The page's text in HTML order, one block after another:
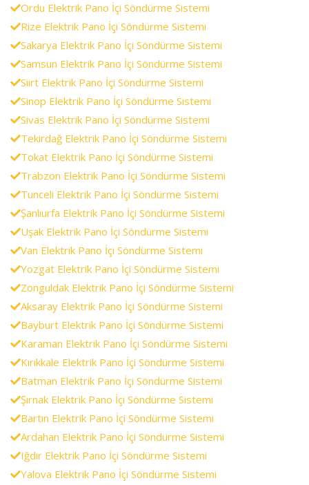
Ordu Elektrik Pano İçi Söndürme Sistemi
Rize Elektrik Pano İçi Söndürme Sistemi
Sakarya Elektrik Pano İçi Söndürme Sistemi
Samsun Elektrik Pano İçi Söndürme Sistemi
Siirt Elektrik Pano İçi Söndürme Sistemi
Sinop Elektrik Pano İçi Söndürme Sistemi
Sivas Elektrik Pano İçi Söndürme Sistemi
Tekirdağ Elektrik Pano İçi Söndürme Sistemi
Tokat Elektrik Pano İçi Söndürme Sistemi
Trabzon Elektrik Pano İçi Söndürme Sistemi
Tunceli Elektrik Pano İçi Söndürme Sistemi
Şanlıurfa Elektrik Pano İçi Söndürme Sistemi
Uşak Elektrik Pano İçi Söndürme Sistemi
Van Elektrik Pano İçi Söndürme Sistemi
Yozgat Elektrik Pano İçi Söndürme Sistemi
Zonguldak Elektrik Pano İçi Söndürme Sistemi
Aksaray Elektrik Pano İçi Söndürme Sistemi
Bayburt Elektrik Pano İçi Söndürme Sistemi
Karaman Elektrik Pano İçi Söndürme Sistemi
Kırıkkale Elektrik Pano İçi Söndürme Sistemi
Batman Elektrik Pano İçi Söndürme Sistemi
Şırnak Elektrik Pano İçi Söndürme Sistemi
Bartın Elektrik Pano İçi Söndürme Sistemi
Ardahan Elektrik Pano İçi Söndürme Sistemi
Iğdır Elektrik Pano İçi Söndürme Sistemi
Yalova Elektrik Pano İçi Söndürme Sistemi